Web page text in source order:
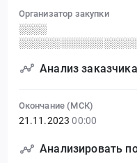
Организатор закупки
░░░░
Анализ заказчика
Окончание (МСК)
21.11.2023 00:00
Анализировать